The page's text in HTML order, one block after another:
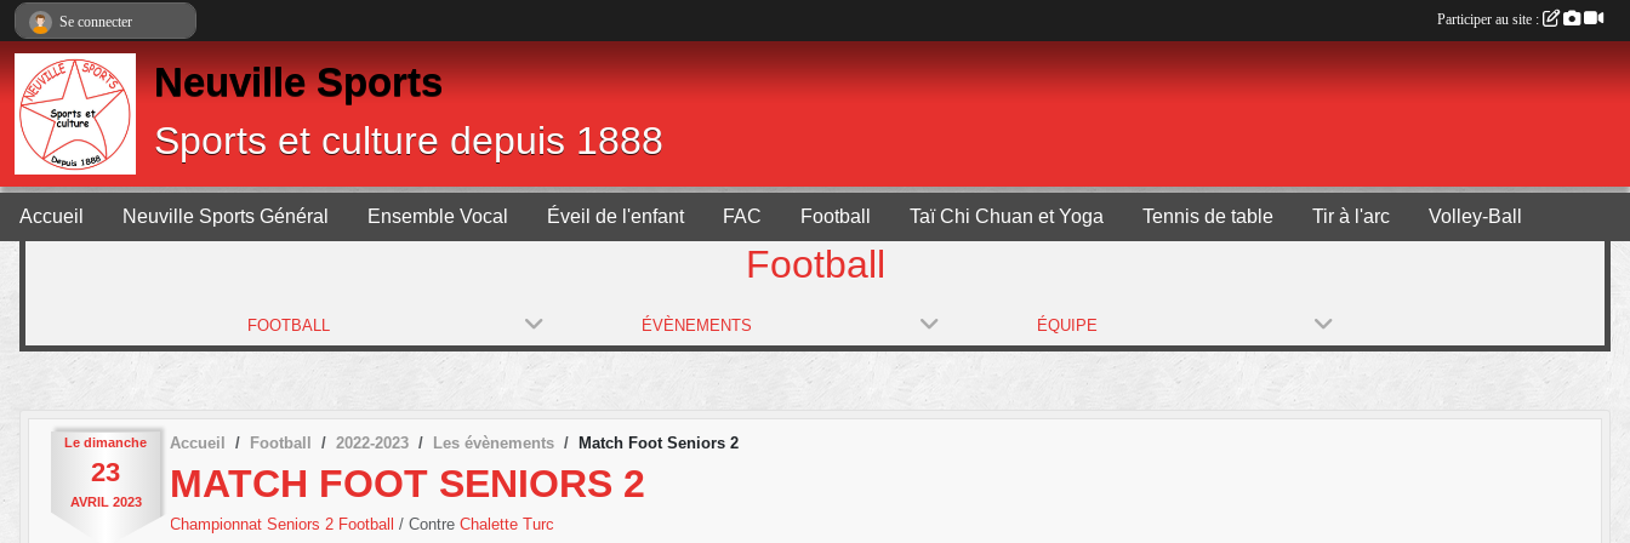
Neuville Sports
Sports et culture depuis 1888
Accueil Neuville Sports Général Ensemble Vocal Éveil de l'enfant FAC Football Taï Chi Chuan et Yoga Tennis de table Tir à l'arc Volley-Ball
Football
FOOTBALL ÉVÈNEMENTS ÉQUIPE
Le dimanche
23
AVRIL 2023
Accueil Football 2022-2023 Les évènements Match Foot Seniors 2
MATCH FOOT SENIORS 2
Championnat Seniors 2 Football / Contre Chalette Turc
Se connecter Participer au site :
Panneau de gestion des cookies